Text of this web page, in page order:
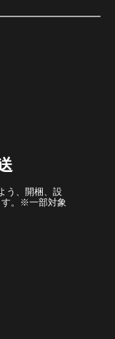
う、開梱、設
す。※一部対象